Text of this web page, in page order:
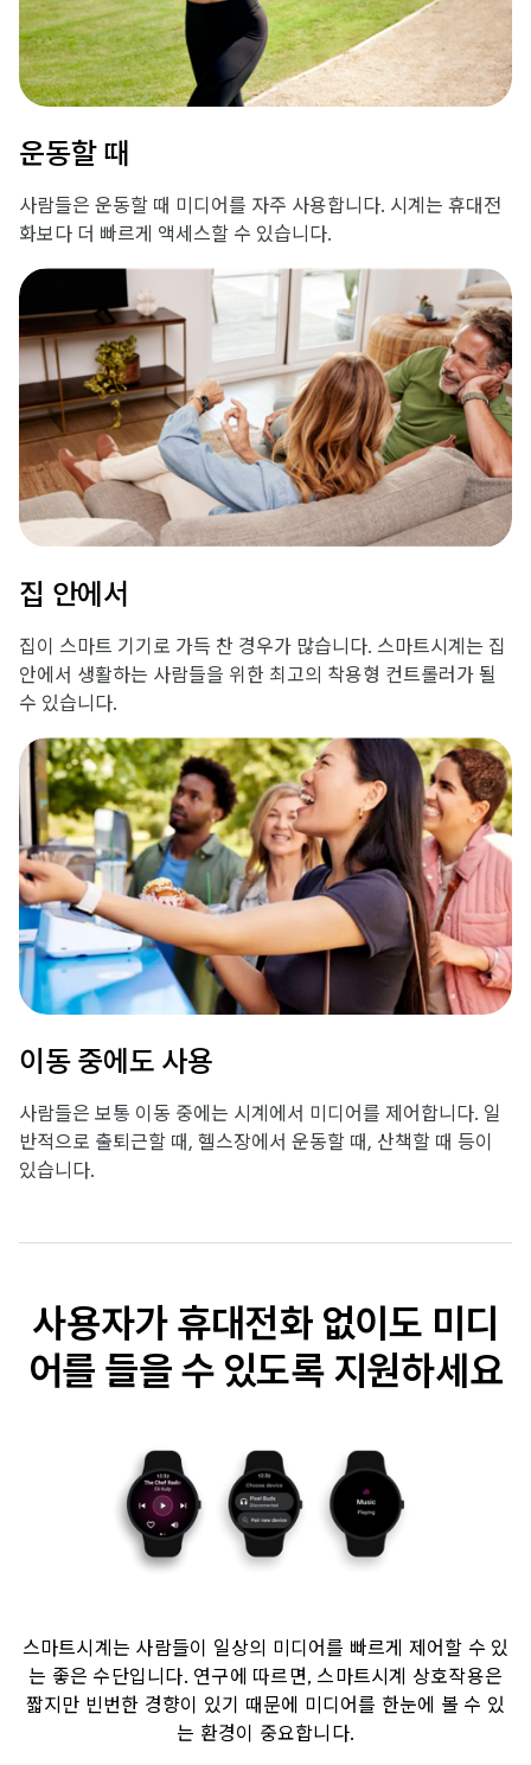
운동할 때
사람들은 운동할 때 미디어를 자주 사용합니다. 시계는 휴대전
화보다 더 빠르게 액세스할 수 있습니다.
집 안에서
집이 스마트 기기로 가득 찬 경우가 많습니다. 스마트시계는 집
안에서 생활하는 사람들을 위한 최고의 착용형 컨트롤러가 될
수 있습니다.
이동 중에도 사용
사람들은 보통 이동 중에는 시계에서 미디어를 제어합니다. 일
반적으로 출퇴근할 때, 헬스장에서 운동할 때, 산책할 때 등이
있습니다.
사용자가 휴대전화 없이도 미디
어를 들을 수 있도록 지원하세요
스마트시계는 사람들이 일상의 미디어를 빠르게 제어할 수 있
는 좋은 수단입니다. 연구에 따르면, 스마트시계 상호작용은
짧지만 빈번한 경향이 있기 때문에 미디어를 한눈에 볼 수 있
는 환경이 중요합니다.